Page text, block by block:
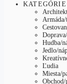
KATEGÓRIE
Hudba/
Jedlo/
Ľudia
Miesta/